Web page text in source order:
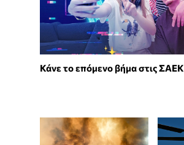
Κάνε το επόμενο βήμα στις